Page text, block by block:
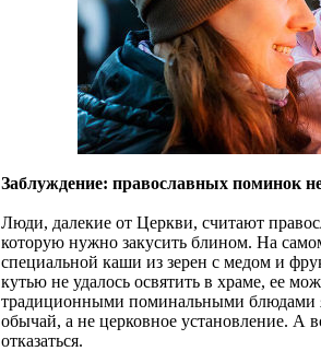
Заблуждение: православных поминок
Люди, далекие от Церкви, считают
которую нужно закусить блином. На
специальной каши из зерен с медом и
кутью не удалось освятить в храме, ее
традиционными поминальными блюдами
обычай, а не церковное установление. А
отказаться.